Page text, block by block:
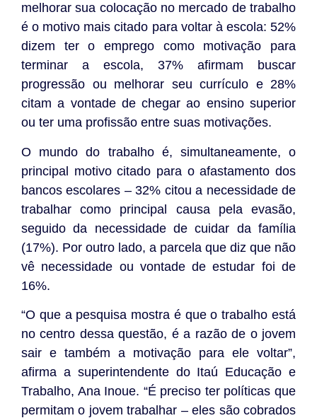
melhorar sua colocação no mercado de trabalho
é o motivo mais citado para voltar à escola: 52%
dizem ter o emprego como motivação para
terminar a escola, 37% afirmam buscar
progressão ou melhorar seu currículo e 28%
citam a vontade de chegar ao ensino superior
ou ter uma profissão entre suas motivações.
O mundo do trabalho é, simultaneamente, o
principal motivo citado para o afastamento dos
bancos escolares – 32% citou a necessidade de
trabalhar como principal causa pela evasão,
seguido da necessidade de cuidar da família
(17%). Por outro lado, a parcela que diz que não
vê necessidade ou vontade de estudar foi de
16%.
“O que a pesquisa mostra é que o trabalho está
no centro dessa questão, é a razão de o jovem
sair e também a motivação para ele voltar”,
afirma a superintendente do Itaú Educação e
Trabalho, Ana Inoue. “É preciso ter políticas que
permitam o jovem trabalhar – eles são cobrados